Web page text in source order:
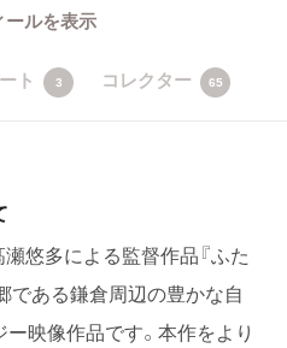
ールを表示
ト 3 コレクター 65
悠多による監督作品『ふた
である鎌倉周辺の豊かな自
映像作品です。本作をより